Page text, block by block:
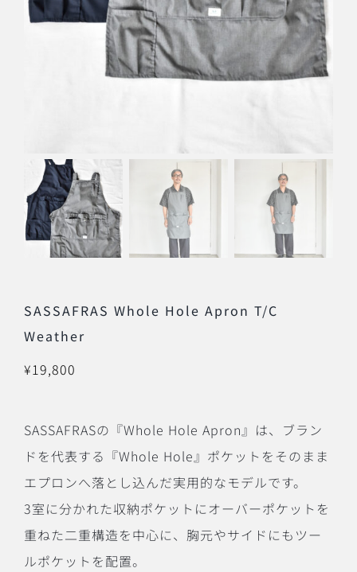
SASSAFRAS Whole Hole Apron T/C
Weather
¥19,800
SASSAFRASの『Whole Hole Apron』は、ブラン
ドを代表する『Whole Hole』ポケットをそのまま
エプロンへ落とし込んだ実用的なモデルです。
3室に分かれた収納ポケットにオーバーポケットを
重ねた二重構造を中心に、胸元やサイドにもツー
ルポケットを配置。